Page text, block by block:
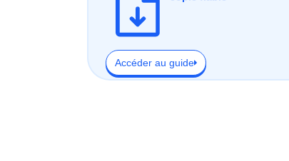
Accéder au guide